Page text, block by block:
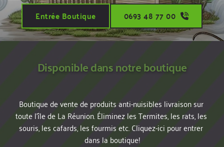
Entrée Boutique
0693 48 77 00
Disponible dans notre boutique
Boutique de vente de produits anti-nuisibles livraison sur
toute l'île de La Réunion. Éliminez les Termites, les rats, les
souris, les cafards, les fourmis etc. Cliquez-ici pour entrer
dans la boutique!